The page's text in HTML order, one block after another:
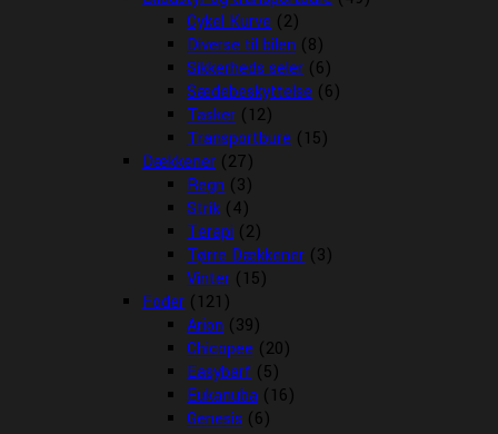
Cykel Kurve (2)
Diverse til bilen (8)
Sikkerheds seler (6)
Sædebeskyttelse (6)
Tasker (12)
Transportbure (15)
Dækkener (27)
Regn (3)
Strik (4)
Terapi (2)
Tørre Dækkener (3)
Vinter (15)
Foder (121)
Arion (39)
Chicopee (20)
Easybarf (5)
Eukanuba (16)
Genesis (6)